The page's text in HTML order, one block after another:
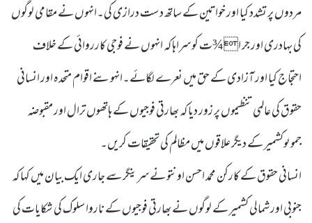
مردوں پر تشدد کیا اور خواتین کے ساتھ دست درازی کی۔انہوں نے مقامی لوگوں
کی بہادری اور جر ا¾ت کو سراہا کہ انہوں نے فوجی کارروائی کے خلاف
احتجاج کیا اور آزادی کے حق میں نعرے لگائے۔انہوںنے اقوام متحدہ اور انسانی
حقوق کی عالمی تنظیموں پر زور دیا کہ بھارتی فوجیوں کے ہاتھوں ترال اور مقبوضہ
جموںوکشمیر کے دیگر علاقوں میں مظالم کی تحقیقات کریں۔
انسانی حقوق کے کارکن محمد احسن اونتو نے سرینگر سے جاری ایک بیان میں کہا کہ
جنوبی اور شمالی کشمیر کے لوگوں نے بھارتی فوجیوں کے ناروا سلوک کی شکایات کی